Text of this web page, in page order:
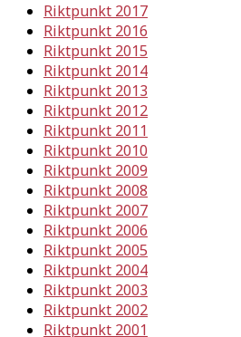
Riktpunkt 2017
Riktpunkt 2016
Riktpunkt 2015
Riktpunkt 2014
Riktpunkt 2013
Riktpunkt 2012
Riktpunkt 2011
Riktpunkt 2010
Riktpunkt 2009
Riktpunkt 2008
Riktpunkt 2007
Riktpunkt 2006
Riktpunkt 2005
Riktpunkt 2004
Riktpunkt 2003
Riktpunkt 2002
Riktpunkt 2001